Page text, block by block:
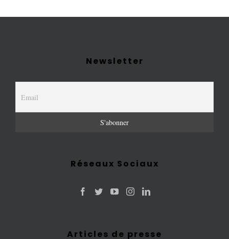
Newsletter
Réseaux Sociaux
Articles de presse